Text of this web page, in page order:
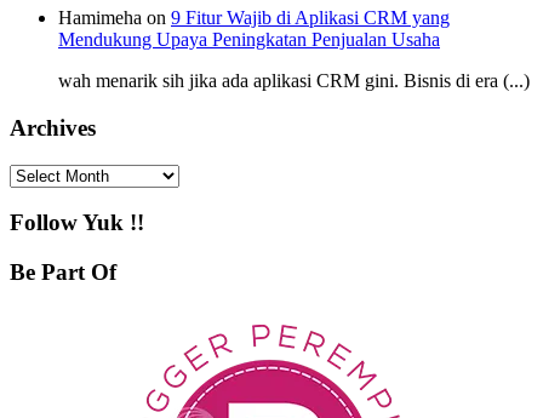
Hamimeha on 9 Fitur Wajib di Aplikasi CRM yang
Mendukung Upaya Peningkatan Penjualan Usaha
wah menarik sih jika ada aplikasi CRM gini. Bisnis di era (...)
Archives
Archives
Follow Yuk !!
Be Part Of